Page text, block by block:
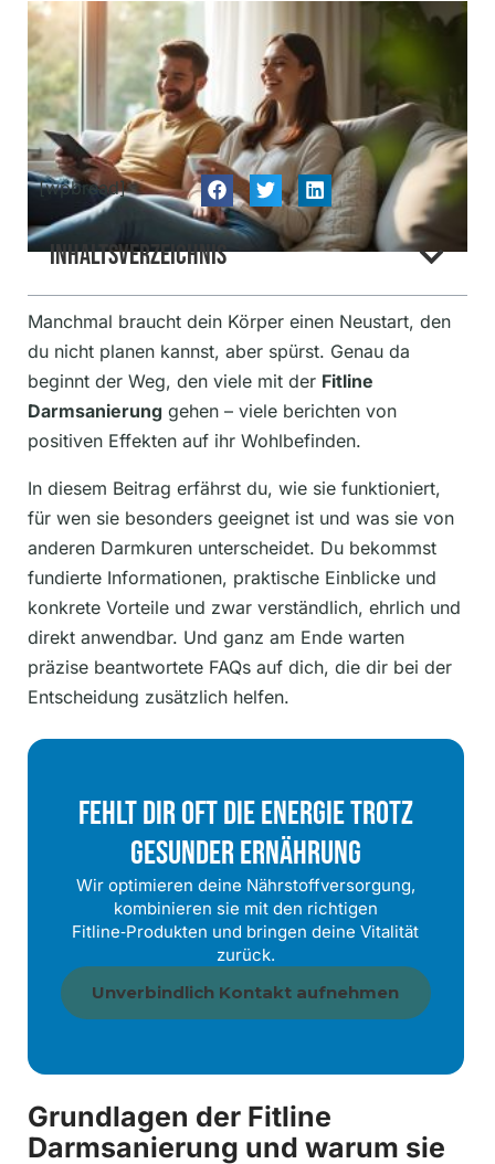
[wpbread]
Inhaltsverzeichnis
Manchmal braucht dein Körper einen Neustart, den
du nicht planen kannst, aber spürst. Genau da
beginnt der Weg, den viele mit der Fitline
Darmsanierung gehen – viele berichten von
positiven Effekten auf ihr Wohlbefinden.
In diesem Beitrag erfährst du, wie sie funktioniert,
für wen sie besonders geeignet ist und was sie von
anderen Darmkuren unterscheidet. Du bekommst
fundierte Informationen, praktische Einblicke und
konkrete Vorteile und zwar verständlich, ehrlich und
direkt anwendbar. Und ganz am Ende warten
präzise beantwortete FAQs auf dich, die dir bei der
Entscheidung zusätzlich helfen.
Fehlt Dir Oft Die Energie Trotz
Gesunder Ernährung
Wir optimieren deine Nährstoffversorgung,
kombinieren sie mit den richtigen
Fitline‑Produkten und bringen deine Vitalität
zurück.
Unverbindlich Kontakt aufnehmen
Grundlagen der Fitline
Darmsanierung und warum sie